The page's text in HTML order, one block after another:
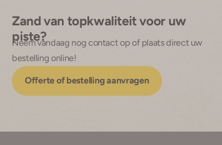
Zand van topkwaliteit voor uw
piste?
Neem vandaag nog contact op of plaats direct uw
bestelling online!
Offerte of bestelling aanvragen